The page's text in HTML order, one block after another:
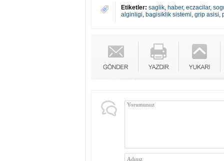
Etiketler: saglik, haber, eczacilar,
alginligi, bagisiklik sistemi, grip asisi,